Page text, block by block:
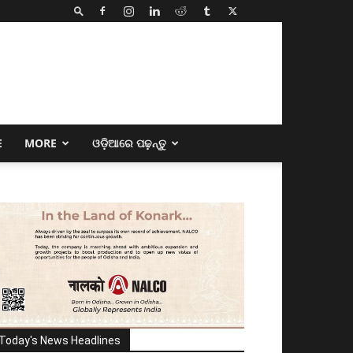
MORE ଓଡ଼ିଆରେ ପଢ଼ନ୍ତୁ
Today's News Headlines